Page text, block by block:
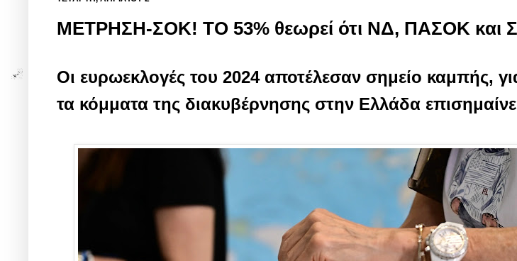
ΜΕΤΡΗΣΗ-ΣΟΚ! ΤΟ 53% θεωρεί ότι ΝΔ, ΠΑΣΟΚ και
Οι ευρωεκλογές του 2024 αποτέλεσαν σημείο καμπής,
τα κόμματα της διακυβέρνησης στην Ελλάδα